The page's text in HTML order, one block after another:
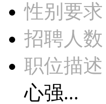
性别要求
招聘人数
职位描
心强...